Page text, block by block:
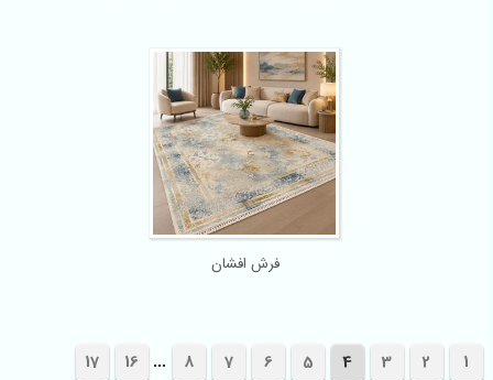
فرش افشان
1
2
3
4
5
6
7
8
...
16
17